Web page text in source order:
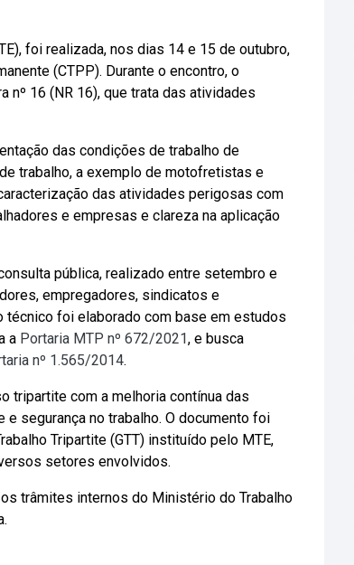
foi realizada, nos dias 14 e 15 de outubro,
(CTPP). Durante o encontro, o
nº 16 (NR 16), que trata das atividades
das condições de trabalho de
trabalho, a exemplo de motofretistas e
das atividades perigosas com
e empresas e clareza na aplicação
pública, realizado entre setembro e
empregadores, sindicatos e
técnico foi elaborado com base em estudos
a Portaria MTP nº 672/2021, e busca
nº 1.565/2014.
tripartite com a melhoria contínua das
segurança no trabalho. O documento foi
Tripartite (GTT) instituído pelo MTE,
setores envolvidos.
trâmites internos do Ministério do Trabalho